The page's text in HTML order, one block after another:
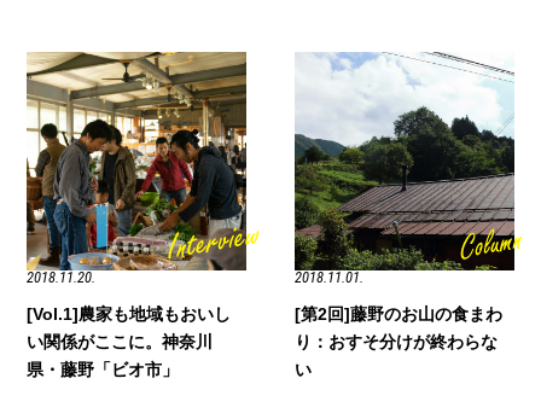
2018.11.20.
[Vol.1]農家も地域もおいし
い関係がここに。神奈川
県・藤野「ビオ市」
2018.11.01.
[第2回]藤野のお山の食まわ
り：おすそ分けが終わらな
い